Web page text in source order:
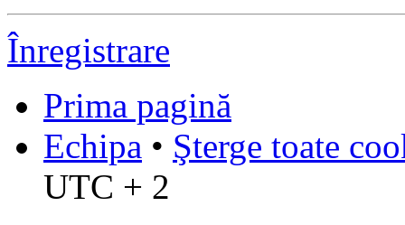
Înregistrare
Prima pagină
Echipa • Şterge toate
UTC + 2